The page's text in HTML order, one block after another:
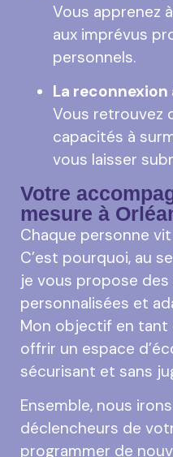
Vous apprenez
aux imprévus
personnels.
La reconnexion
Vous retrouvez
capacités à
vous laisser
Votre
mesure à
Chaque personne
C’est pourquoi, au
je vous propose
personnalisées et
Mon objectif en
offrir un espace
sécurisant et sans
Ensemble, nous
déclencheurs de
programmer de